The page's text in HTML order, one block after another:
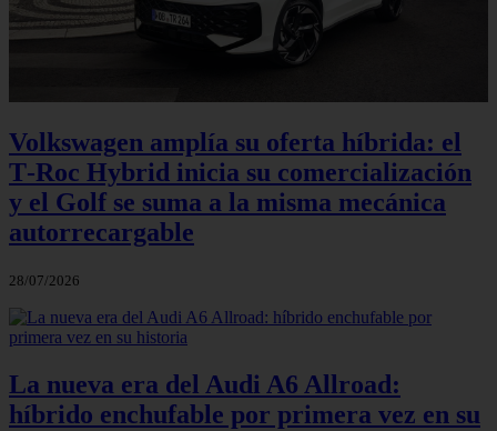
Volkswagen amplía su oferta híbrida: el
T‑Roc Hybrid inicia su comercialización
y el Golf se suma a la misma mecánica
autorrecargable
28/07/2026
La nueva era del Audi A6 Allroad:
híbrido enchufable por primera vez en su